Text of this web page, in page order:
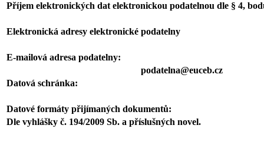
Příjem elektronických dat elektronickou podatelnou dle § 4,
Elektronická adresy elektronické podatelny
E-mailová adresa podatelny:
podatelna@euceb.cz
Datová schránka:
Datové formáty přijímaných dokumentů:
Dle vyhlášky č. 194/2009 Sb. a příslušných novel.